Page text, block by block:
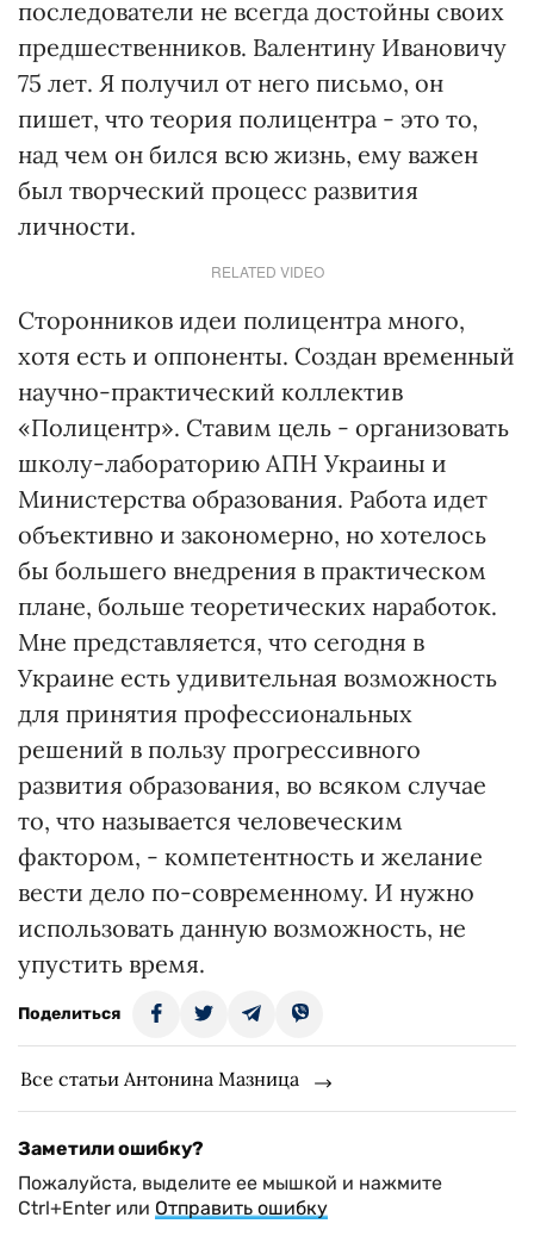
последователи не всегда достойны своих
предшественников. Валентину Ивановичу
75 лет. Я получил от него письмо, он
пишет, что теория полицентра - это то,
над чем он бился всю жизнь, ему важен
был творческий процесс развития
личности.
RELATED VIDEO
Сторонников идеи полицентра много,
хотя есть и оппоненты. Создан временный
научно-практический коллектив
«Полицентр». Ставим цель - организовать
школу-лабораторию АПН Украины и
Министерства образования. Работа идет
объективно и закономерно, но хотелось
бы большего внедрения в практическом
плане, больше теоретических наработок.
Мне представляется, что сегодня в
Украине есть удивительная возможность
для принятия профессиональных
решений в пользу прогрессивного
развития образования, во всяком случае
то, что называется человеческим
фактором, - компетентность и желание
вести дело по-современному. И нужно
использовать данную возможность, не
упустить время.
Поделиться
Все статьи Антонина Мазница
Заметили ошибку?
Пожалуйста, выделите ее мышкой и нажмите
Ctrl+Enter или Отправить ошибку